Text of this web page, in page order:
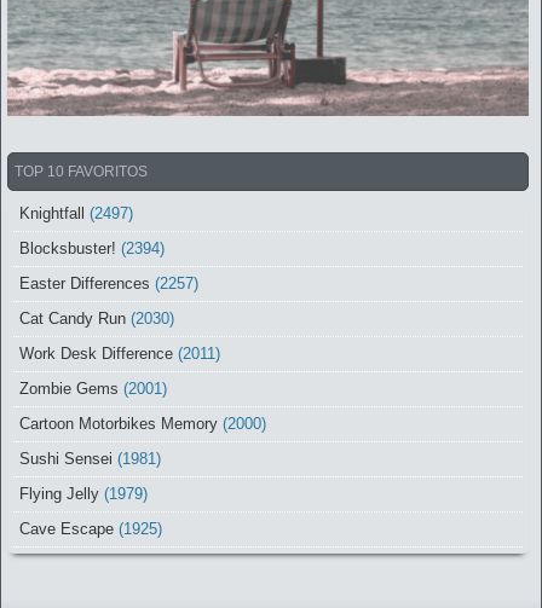
TOP 10 FAVORITOS
Knightfall (2497)
Blocksbuster! (2394)
Easter Differences (2257)
Cat Candy Run (2030)
Work Desk Difference (2011)
Zombie Gems (2001)
Cartoon Motorbikes Memory (2000)
Sushi Sensei (1981)
Flying Jelly (1979)
Cave Escape (1925)